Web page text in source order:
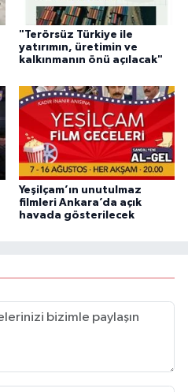
"Terörsüz Türkiye ile
yatırımın, üretimin ve
kalkınmanın önü açılacak"
Yeşilçam’ın unutulmaz
filmleri Ankara’da açık
havada gösterilecek